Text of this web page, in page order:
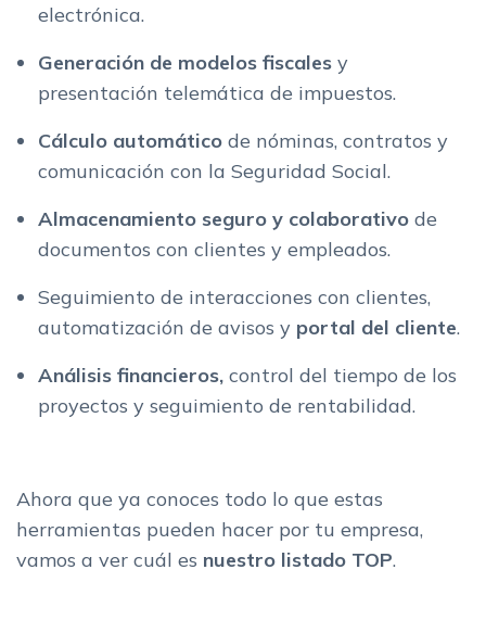
electrónica.
Generación de modelos fiscales y
presentación telemática de impuestos.
Cálculo automático de nóminas, contratos y
comunicación con la Seguridad Social.
Almacenamiento seguro y colaborativo de
documentos con clientes y empleados.
Seguimiento de interacciones con clientes,
automatización de avisos y portal del cliente.
Análisis financieros, control del tiempo de los
proyectos y seguimiento de rentabilidad.
Ahora que ya conoces todo lo que estas
herramientas pueden hacer por tu empresa,
vamos a ver cuál es nuestro listado TOP.